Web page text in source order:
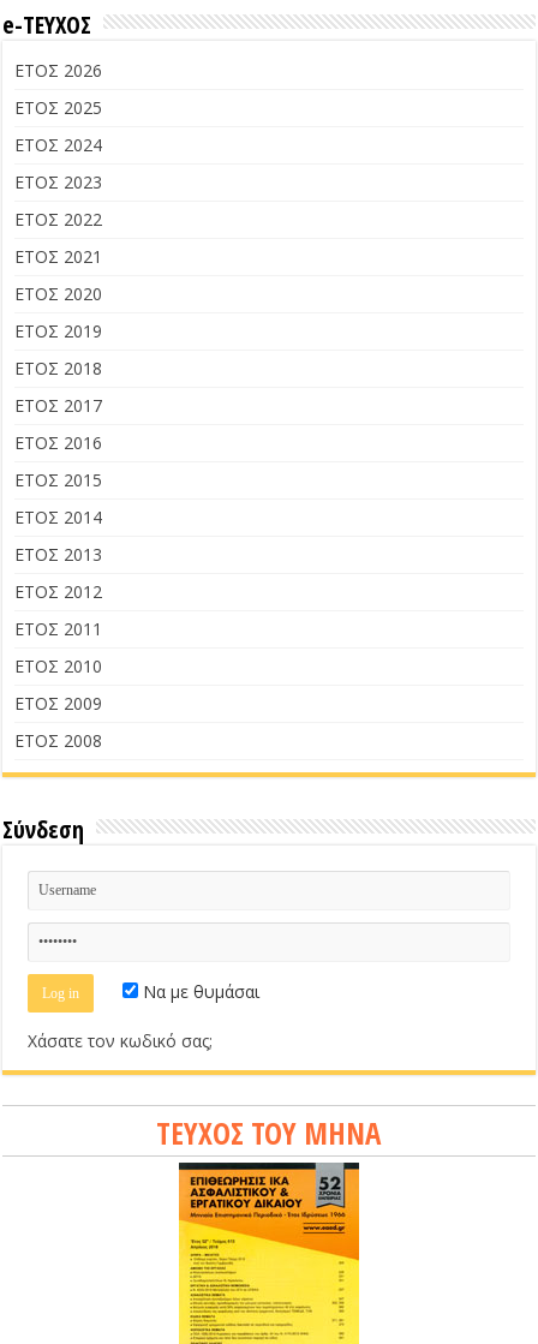
e-ΤΕΥΧΟΣ
ΕΤΟΣ 2026
ΕΤΟΣ 2025
ΕΤΟΣ 2024
ΕΤΟΣ 2023
ΕΤΟΣ 2022
ΕΤΟΣ 2021
ΕΤΟΣ 2020
ΕΤΟΣ 2019
ΕΤΟΣ 2018
ΕΤΟΣ 2017
ΕΤΟΣ 2016
ΕΤΟΣ 2015
ΕΤΟΣ 2014
ΕΤΟΣ 2013
ΕΤΟΣ 2012
ΕΤΟΣ 2011
ΕΤΟΣ 2010
ΕΤΟΣ 2009
ΕΤΟΣ 2008
Σύνδεση
Να με θυμάσαι
Χάσατε τον κωδικό σας;
ΤΕΥΧΟΣ ΤΟΥ ΜΗΝΑ